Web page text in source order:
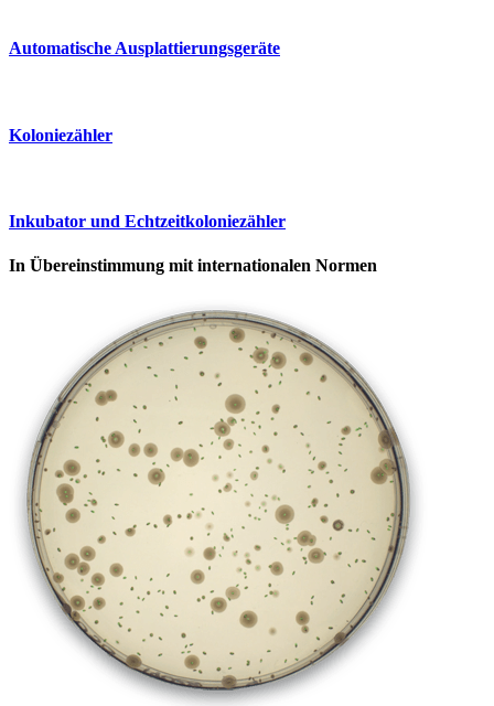
Automatische Ausplattierungsgeräte
Koloniezähler
Inkubator und Echtzeitkoloniezähler
In Übereinstimmung mit internationalen Normen